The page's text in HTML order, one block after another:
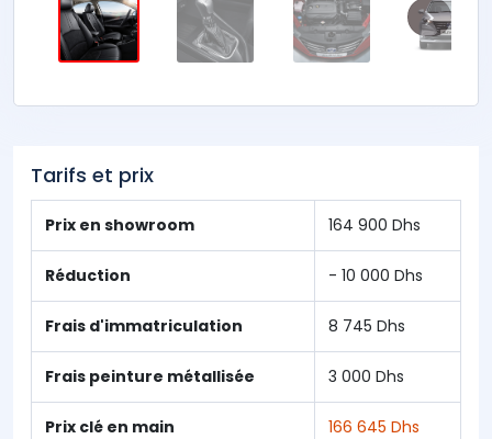
Tarifs et prix
Prix en showroom 164 900 Dhs
Réduction - 10 000 Dhs
Frais d'immatriculation 8 745 Dhs
Frais peinture métallisée 3 000 Dhs
Prix clé en main 166 645 Dhs